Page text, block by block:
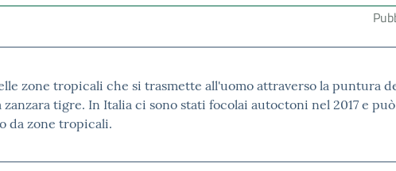
zone tropicali che si trasmette all'uomo attraverso la puntura
tigre. In Italia ci sono stati focolai autoctoni nel 2017 e
da zone tropicali.